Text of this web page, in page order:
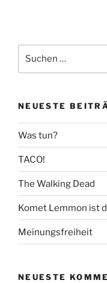
nach:
NEUESTE
Was tun?
TACO!
The Walking Dead
Komet Lemmon ist
Meinungsfreiheit
NEUESTE